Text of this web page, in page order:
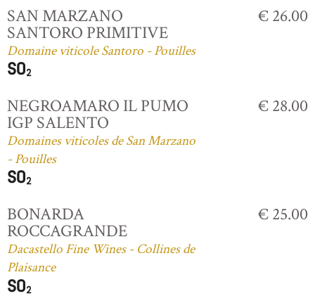
SAN MARZANO
SANTORO PRIMITIVE
Domaine viticole Santoro - Pouilles
€ 26.00
NEGROAMARO IL PUMO
IGP SALENTO
Domaines viticoles de San Marzano
- Pouilles
€ 28.00
BONARDA
ROCCAGRANDE
Dacastello Fine Wines - Collines de
Plaisance
€ 25.00